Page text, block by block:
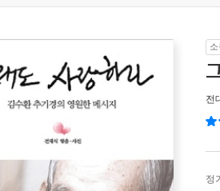
전
정